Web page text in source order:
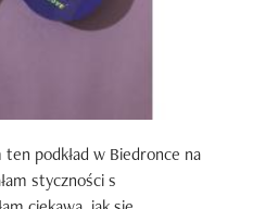
podkład w Biedronce na
styczności s